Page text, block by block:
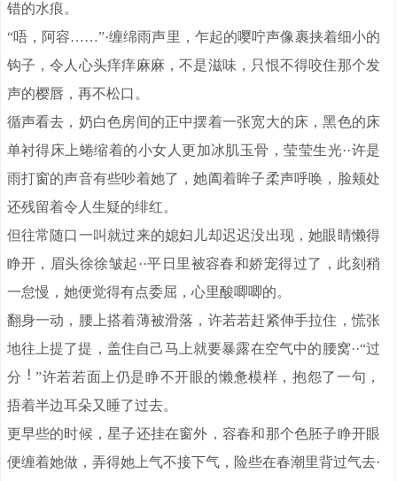
错的水痕。
“唔，阿容……”·缠绵雨声里，乍起的嘤咛声像裹挟着细小的
钩子，令人心头痒痒麻麻，不是滋味，只恨不得咬住那个发
声的樱唇，再不松口。
循声看去，奶白色房间的正中摆着一张宽大的床，黑色的床
单衬得床上蜷缩着的小女人更加冰肌玉骨，莹莹生光··许是
雨打窗的声音有些吵着她了，她阖着眸子柔声呼唤，脸颊处
还残留着令人生疑的绯红。
但往常随口一叫就过来的媳妇儿却迟迟没出现，她眼睛懒得
睁开，眉头徐徐皱起··平日里被容春和娇宠得过了，此刻稍
一怠慢，她便觉得有点委屈，心里酸唧唧的。
翻身一动，腰上搭着薄被滑落，许若若赶紧伸手拉住，慌张
地往上提了提，盖住自己马上就要暴露在空气中的腰窝··“过
分
”许若若面上仍是睁不开眼的懒惫模样，抱怨了一句，
捂着半边耳朵又睡了过去。
更早些的时候，星子还挂在窗外，容春和那个色胚子睁开眼
便缠着她做，弄得她上气不接下气，险些在春潮里背过气去·